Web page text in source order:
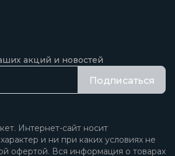
акций и новостей
Подписаться
Интернет-сайт носит
и ни при каких условиях не
офертой. Вся информация о товарах